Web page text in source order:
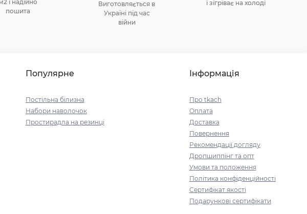
і надійно
пошита
Виготовляється в
Україні під час
війни
і зігріває на холоді
Популярне
Постільна білизна
Набори наволочок
Простирадла на резинці
Інформація
Про tkach
Оплата
Доставка
Повернення
Рекомендації догляду
Дропшиппінг та опт
Умови та положення
Політика конфіденційності
Сертифікат якості
Подарункові сертифікати